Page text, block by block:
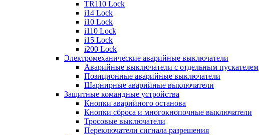
TR110 Lock
i14 Lock
i10 Lock
i110 Lock
i15 Lock
i200 Lock
Электромеханические аварийные выключатели
Аварийные выключатели с отдельным пускателем
Позиционные аварийные выключатели
Шарнирные аварийные выключатели
Защитные командные устройства
Кнопки аварийного останова
Кнопки сброса и многокнопочные выключатели
Тросовые выключатели
Переключатели сигнала разрешения